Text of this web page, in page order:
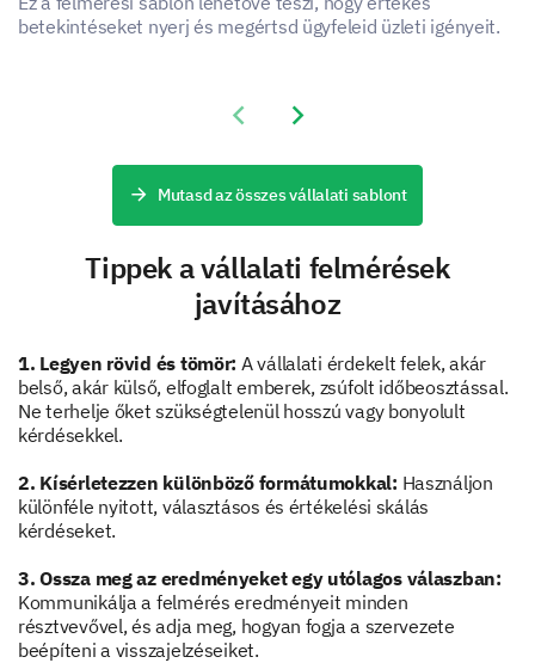
jobb támogatórendszert alakítsunk ki az igényeid és
törekvéseid érdekében.
juttatásokkal (pl. egészségbiztosítás,
nyugdíjprogramok, fizetett szabadság)?
Egészségbiztosítás
Nyugdíjprogramok
Fizetett szabadság
Mik a karrier-törekvései a cégen belül, és
hogyan segíthetünk Önnek ennek elérésében?
Értékelje a vállalat vezetésének hatékonyságát
a világos irányítás és a bizalom inspirálásában.
betekintéseket nyerj és megértsd ügyfeleid üzleti igényeit.
Previous slide
Next slide
Mutasd az összes vállalati sablont
Tippek a vállalati felmérések
javításához
1. Legyen rövid és tömör: A vállalati érdekelt felek, akár
belső, akár külső, elfoglalt emberek, zsúfolt időbeosztással.
Ne terhelje őket szükségtelenül hosszú vagy bonyolult
kérdésekkel.
2. Kísérletezzen különböző formátumokkal: Használjon
különféle nyitott, választásos és értékelési skálás
kérdéseket.
3. Ossza meg az eredményeket egy utólagos válaszban:
Kommunikálja a felmérés eredményeit minden
résztvevővel, és adja meg, hogyan fogja a szervezete
beépíteni a visszajelzéseiket.